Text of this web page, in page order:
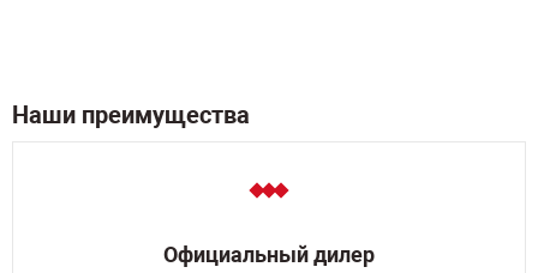
Наши преимущества
Официальный дилер